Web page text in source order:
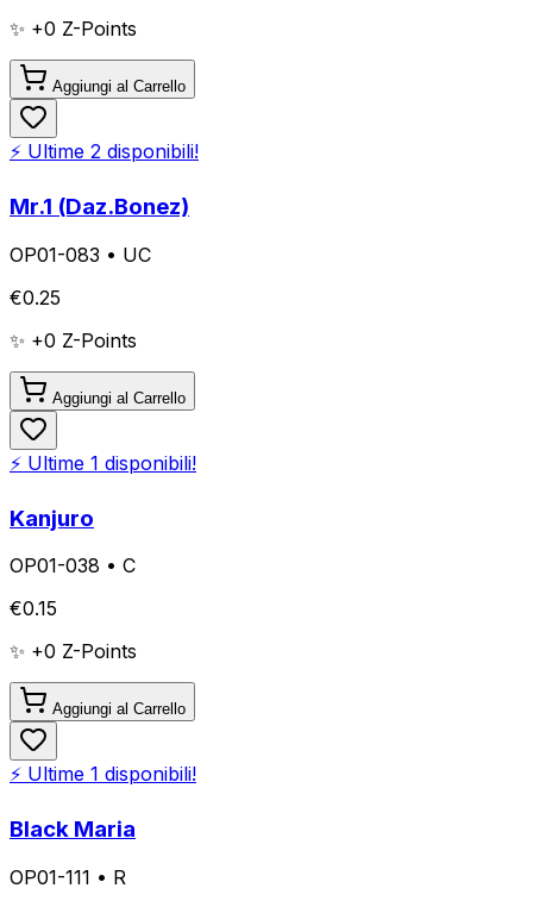
✨ +0 Z-Points
Aggiungi al Carrello
⚡ Ultime 2 disponibili!
Mr.1 (Daz.Bonez)
OP01-083 • UC
€0.25
✨ +0 Z-Points
Aggiungi al Carrello
⚡ Ultime 1 disponibili!
Kanjuro
OP01-038 • C
€0.15
✨ +0 Z-Points
Aggiungi al Carrello
⚡ Ultime 1 disponibili!
Black Maria
OP01-111 • R